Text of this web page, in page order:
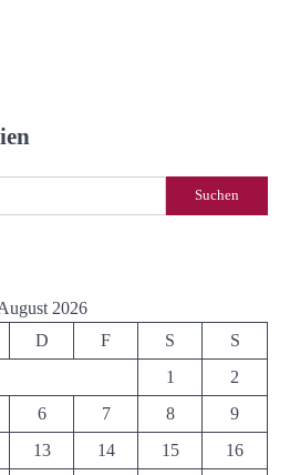
Suchen
2026
D F S
S
1
2
6 7 8
9
13 14 15
16